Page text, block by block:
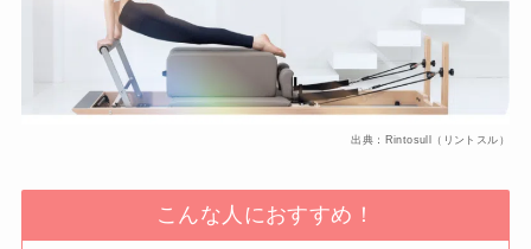
出典：Rintosull（リントスル）
こんな人におすすめ！